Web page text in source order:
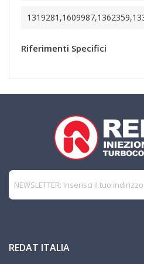
Riferimenti Specifici
REDAT ITALIA